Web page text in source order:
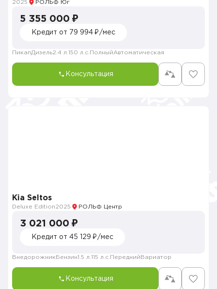
2025 РОЛЬФ Юг
5 355 000 ₽
Кредит от 79 994 ₽/мес
ПикапДизель2.4 л. 150 л.с. ПолныйАвтоматическая
Консультация
Kia Seltos
Deluxe Edition2025 РОЛЬФ Центр
3 021 000 ₽
Кредит от 45 129 ₽/мес
Внедорожник Бензин1.5 л. 115 л.с. Передний Вариатор
Консультация